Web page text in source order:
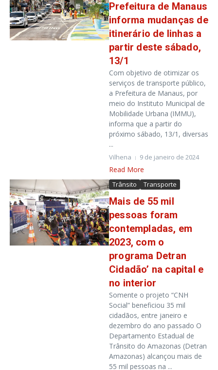
Prefeitura de Manaus
informa mudanças de
itinerário de linhas a
partir deste sábado,
13/1
Com objetivo de otimizar os
serviços de transporte público,
a Prefeitura de Manaus, por
meio do Instituto Municipal de
Mobilidade Urbana (IMMU),
informa que a partir do
próximo sábado, 13/1, diversas
...
Vilhena 9 de janeiro de 2024
Read More
Trânsito Transporte
Mais de 55 mil
pessoas foram
contempladas, em
2023, com o
programa Detran
Cidadão’ na capital e
no interior
Somente o projeto “CNH
Social” beneficiou 35 mil
cidadãos, entre janeiro e
dezembro do ano passado O
Departamento Estadual de
Trânsito do Amazonas (Detran
Amazonas) alcançou mais de
55 mil pessoas na ...